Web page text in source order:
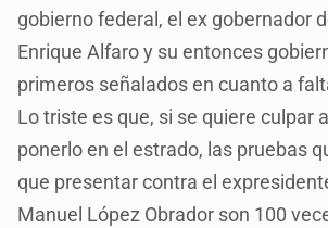
gobierno federal, el ex gobernador
Enrique Alfaro y su entonces
primeros señalados en cuanto a
Lo triste es que, si se quiere culpar
ponerlo en el estrado, las pruebas
que presentar contra el
Manuel López Obrador son 100